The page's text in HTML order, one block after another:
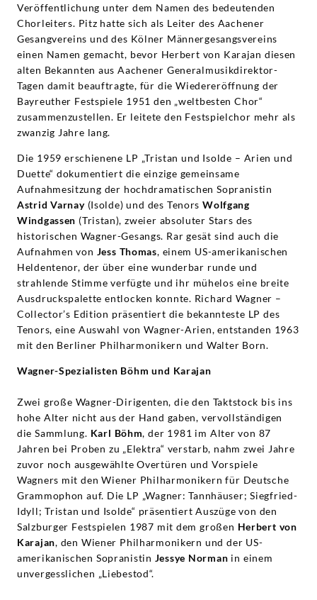
Veröffentlichung unter dem Namen des bedeutenden
Chorleiters. Pitz hatte sich als Leiter des Aachener
Gesangvereins und des Kölner Männergesangsvereins
einen Namen gemacht, bevor Herbert von Karajan diesen
alten Bekannten aus Aachener Generalmusikdirektor-
Tagen damit beauftragte, für die Wiedereröffnung der
Bayreuther Festspiele 1951 den „weltbesten Chor“
zusammenzustellen. Er leitete den Festspielchor mehr als
zwanzig Jahre lang.
Die 1959 erschienene LP „Tristan und Isolde – Arien und
Duette“ dokumentiert die einzige gemeinsame
Aufnahmesitzung der hochdramatischen Sopranistin
Astrid Varnay(Isolde) und des TenorsWolfgang
Windgassen (Tristan), zweier absoluter Stars des
historischen Wagner-Gesangs. Rar gesät sind auch die
Aufnahmen von Jess Thomas, einem US-amerikanischen
Heldentenor, der über eine wunderbar runde und
strahlende Stimme verfügte und ihr mühelos eine breite
Ausdruckspalette entlocken konnte. Richard Wagner –
Collector’s Edition präsentiert die bekannteste LP des
Tenors, eine Auswahl von Wagner-Arien, entstanden 1963
mit den Berliner Philharmonikern und Walter Born.
Wagner-Spezialisten Böhm und Karajan
Zwei große Wagner-Dirigenten, die den Taktstock bis ins
hohe Alter nicht aus der Hand gaben, vervollständigen
die Sammlung. Karl Böhm, der 1981 im Alter von 87
Jahren bei Proben zu „Elektra“ verstarb, nahm zwei Jahre
zuvor noch ausgewählte Overtüren und Vorspiele
Wagners mit den Wiener Philharmonikern für Deutsche
Grammophon auf. Die LP „Wagner: Tannhäuser; Siegfried-
Idyll; Tristan und Isolde“ präsentiert Auszüge von den
Salzburger Festspielen 1987 mit dem großen Herbert von
Karajan, den Wiener Philharmonikern und der US-
amerikanischen Sopranistin Jessye Norman in einem
unvergesslichen „Liebestod“.